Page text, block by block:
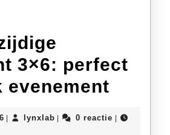
3×6: perfect
evenement
28
lynxlablynxlab0 reactie